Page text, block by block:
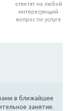
ответят на любой
интересующий
вопрос по услуге
в ближайшее
занятие.